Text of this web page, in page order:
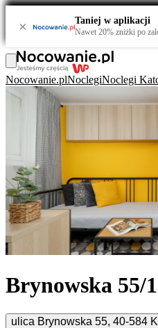
× Taniej w aplikacji
Nawet 20% zniżki po
Nocowanie.plNoclegiNoclegi
Brynowska 55/
ulica Brynowska 55, 40-584